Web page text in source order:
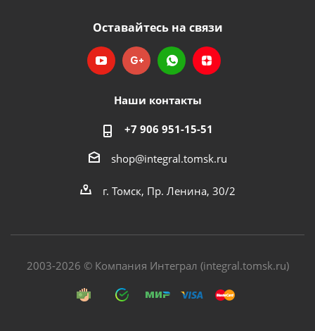
Оставайтесь на связи
Наши контакты
+7 906 951-15-51
shop@integral.tomsk.ru
г. Томск, Пр. Ленина, 30/2
2003-2026 © Компания Интеграл (integral.tomsk.ru)